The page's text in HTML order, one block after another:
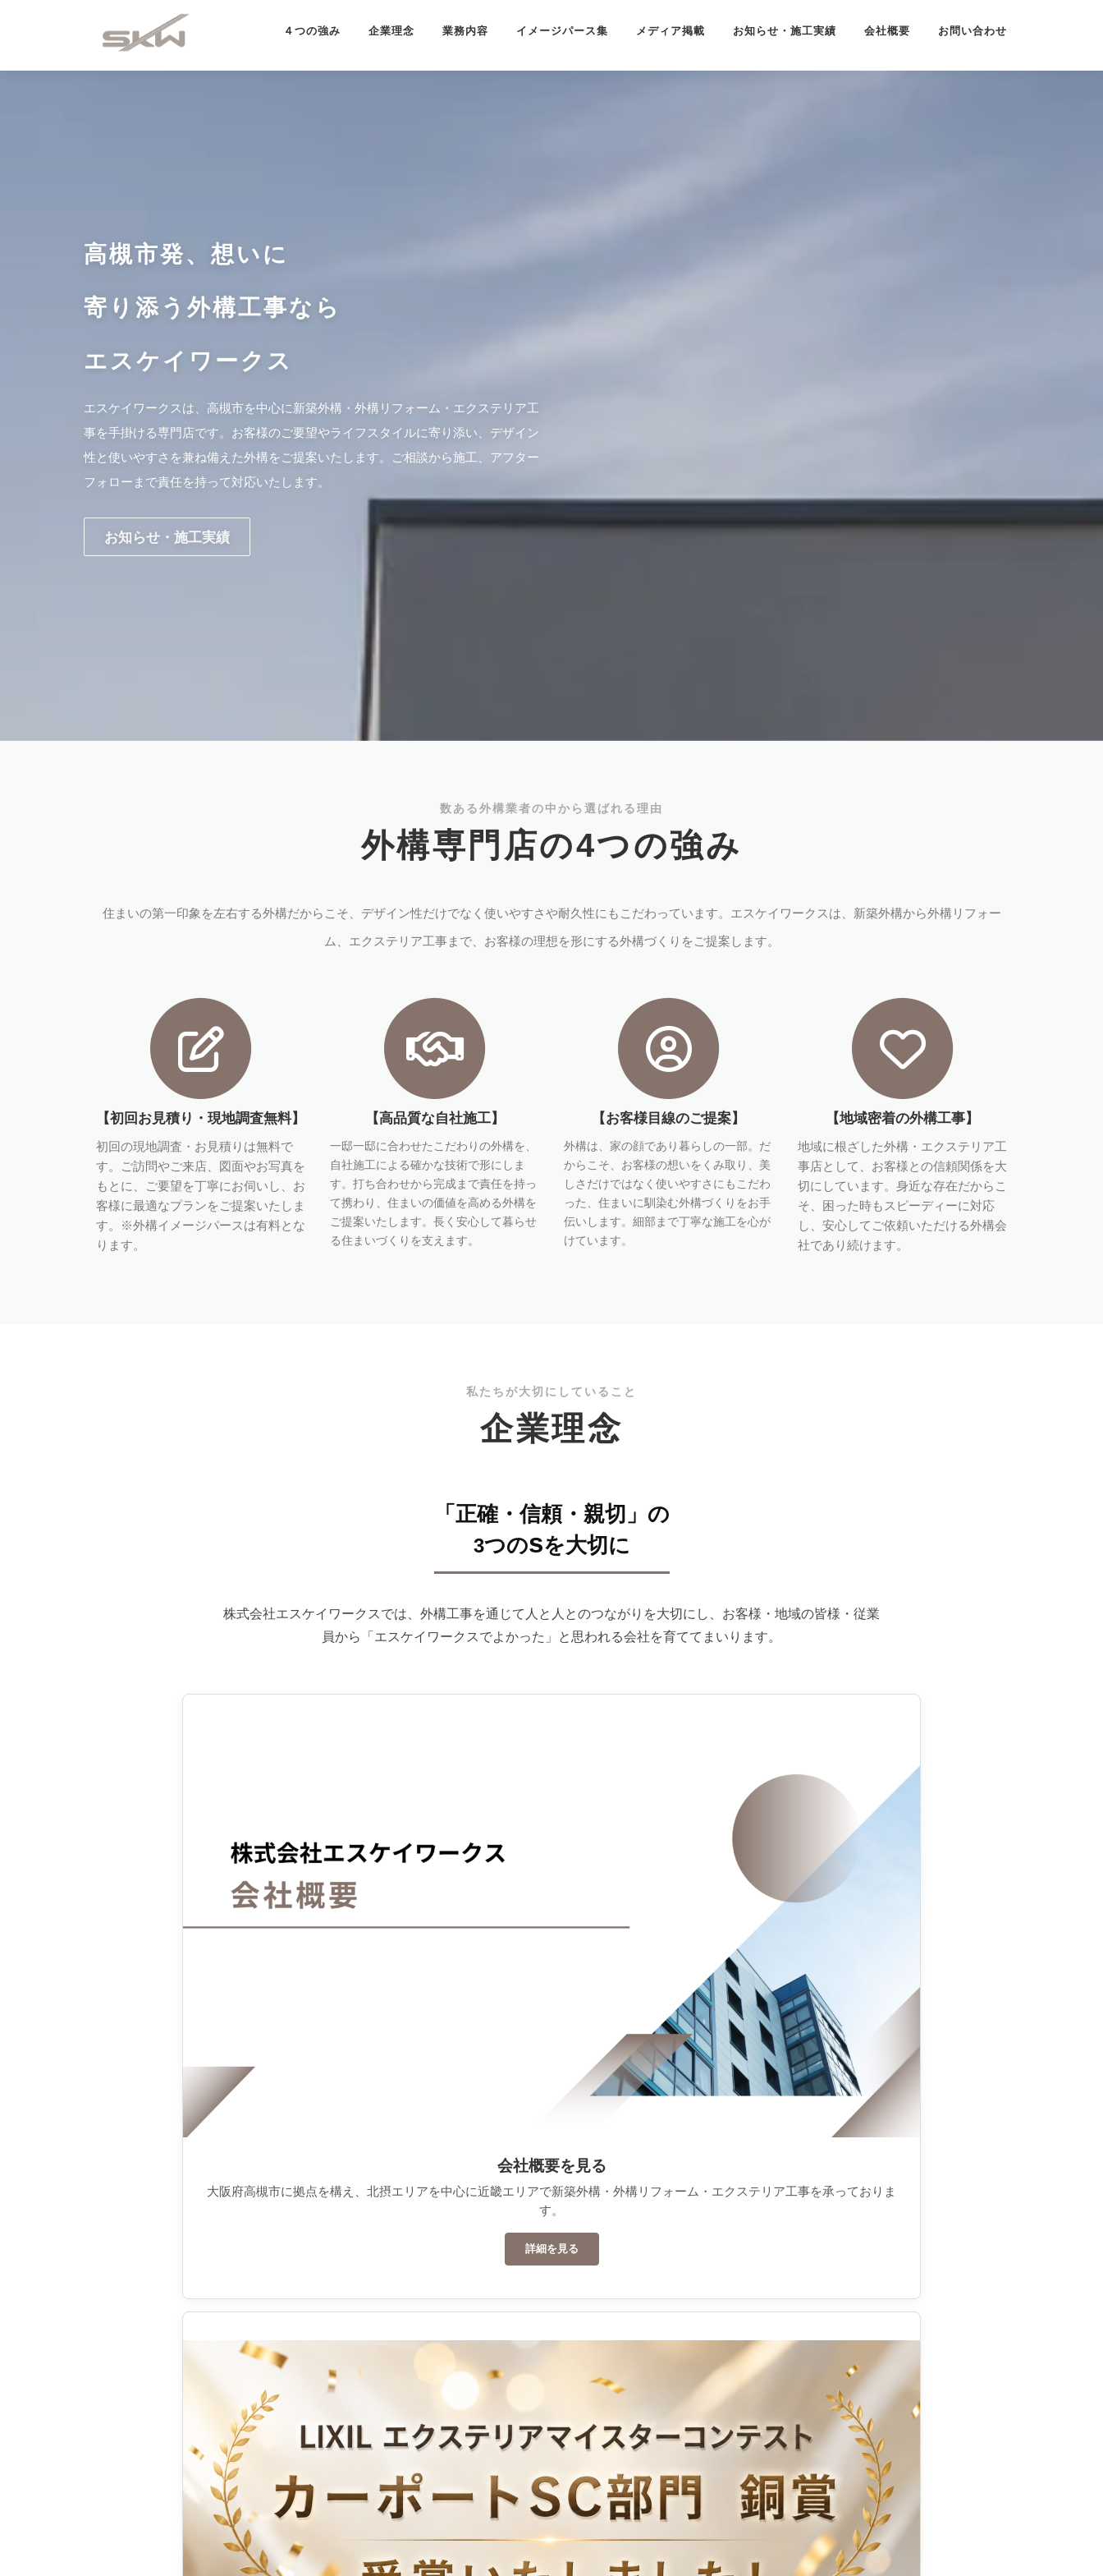
４つの強み 企業理念 業務内容 イメージパース集 メディア掲載 お知らせ・施工実績 会社概要 お問い合わせ
高槻市発、想いに
寄り添う外構工事なら
エスケイワークス
エスケイワークスは、高槻市を中心に新築外構・外構リフォーム・エクステリア工
事を手掛ける専門店です。お客様のご要望やライフスタイルに寄り添い、デザイン
性と使いやすさを兼ね備えた外構をご提案いたします。ご相談から施工、アフター
フォローまで責任を持って対応いたします。
お知らせ・施工実績
数ある外構業者の中から選ばれる理由
外構専門店の4つの強み
住まいの第一印象を左右する外構だからこそ、デザイン性だけでなく使いやすさや耐久性にもこだわっています。エスケイワークスは、新築外構から外構リフォー
ム、エクステリア工事まで、お客様の理想を形にする外構づくりをご提案します。
【初回お見積り・現地調査無料】
初回の現地調査・お見積りは無料で
す。ご訪問やご来店、図面やお写真を
もとに、ご要望を丁寧にお伺いし、お
客様に最適なプランをご提案いたしま
す。※外構イメージパースは有料とな
ります。
【高品質な自社施工】
一邸一邸に合わせたこだわりの外構を、
自社施工による確かな技術で形にしま
す。打ち合わせから完成まで責任を持っ
て携わり、住まいの価値を高める外構を
ご提案いたします。長く安心して暮らせ
る住まいづくりを支えます。
【お客様目線のご提案】
外構は、家の顔であり暮らしの一部。だ
からこそ、お客様の想いをくみ取り、美
しさだけではなく使いやすさにもこだわ
った、住まいに馴染む外構づくりをお手
伝いします。細部まで丁寧な施工を心が
けています。
【地域密着の外構工事】
地域に根ざした外構・エクステリア工
事店として、お客様との信頼関係を大
切にしています。身近な存在だからこ
そ、困った時もスピーディーに対応
し、安心してご依頼いただける外構会
社であり続けます。
私たちが大切にしていること
企業理念
「正確・信頼・親切」の
3つのsを大切に
株式会社エスケイワークスでは、外構工事を通じて人と人とのつながりを大切にし、お客様・地域の皆様・従業
員から「エスケイワークスでよかった」と思われる会社を育ててまいります。
会社概要を見る
大阪府高槻市に拠点を構え、北摂エリアを中心に近畿エリアで新築外構・外構リフォーム・エクステリア工事を承っておりま
す。
詳細を見る